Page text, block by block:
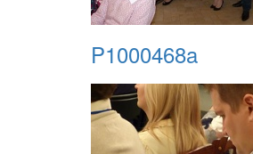
P1000468a